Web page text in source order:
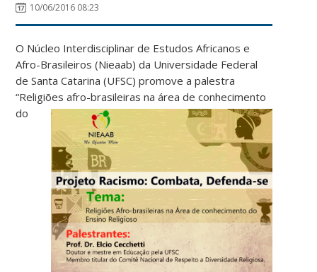
10/06/2016 08:23
O Núcleo Interdisciplinar de Estudos Africanos e
Afro-Brasileiros (Nieaab) da Universidade Federal
de Santa Catarina (UFSC) promove a palestra
“Religiões afro-brasileiras na áreade conhecimento
do